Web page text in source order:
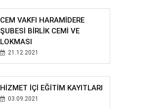
CEM VAKFI HARAMİDERE
ŞUBESİ BİRLİK CEMİ VE
LOKMASI
21.12.2021
HİZMET İÇİ EĞİTİM KAYITLARI
03.09.2021